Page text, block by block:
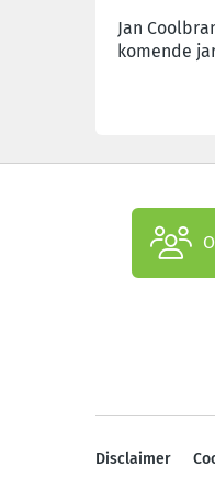
Jan
komende
Disclaimer